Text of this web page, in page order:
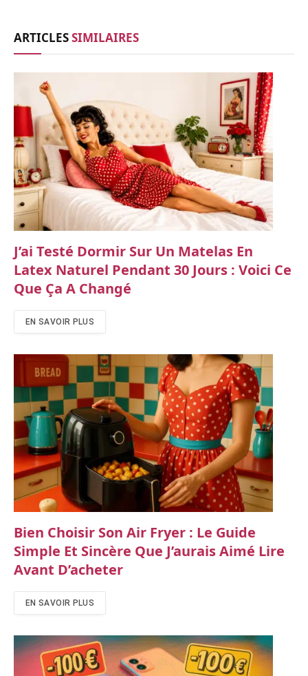
ARTICLESSIMILAIRES
J’ai Testé Dormir Sur Un Matelas En
Latex Naturel Pendant 30 Jours : Voici Ce
Que Ça A Changé
EN SAVOIR PLUS
Bien Choisir Son Air Fryer : Le Guide
Simple Et Sincère Que J’aurais Aimé Lire
Avant D’acheter
EN SAVOIR PLUS